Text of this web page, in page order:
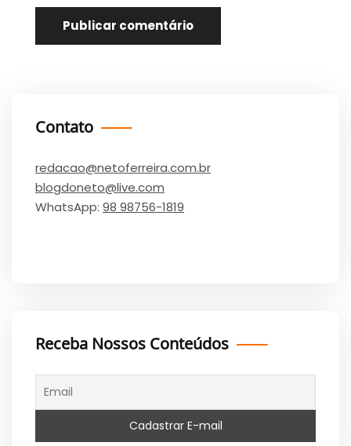
Contato
redacao@netoferreira.com.br
blogdoneto@live.com
WhatsApp: 98 98756-1819
Receba Nossos Conteúdos